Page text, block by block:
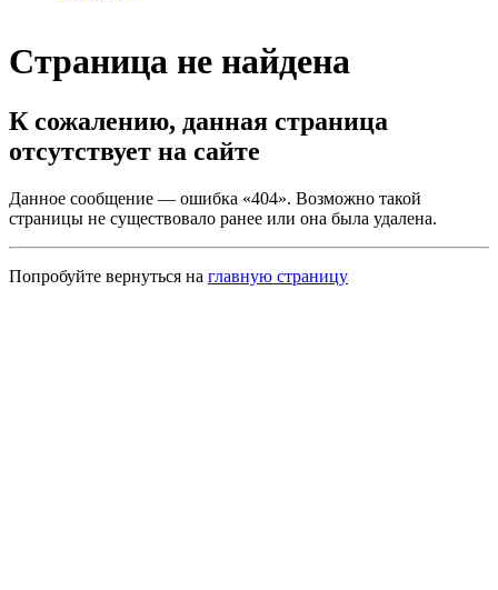
Страница не найдена
К сожалению, данная страница
отсутствует на сайте
Данное сообщение — ошибка «404». Возможно такой
страницы не существовало ранее или она была удалена.
Попробуйте вернуться на главную страницу